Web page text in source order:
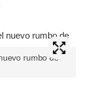
rumbo de